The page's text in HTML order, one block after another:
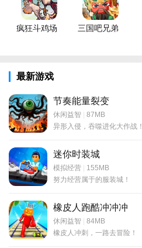
疯狂斗鸡场 三国吧兄弟
最新游戏
节奏能量裂变
休闲益智 | 87MB
异形入侵，吞噬进化大作战！
迷你时装城
模拟经营 | 155MB
努力经营属于的服装城！
橡皮人跑酷冲冲冲
休闲益智 | 84MB
橡皮人冲刺，一路去冒险！